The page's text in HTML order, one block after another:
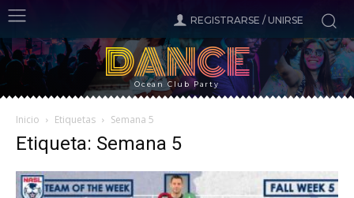
REGISTRARSE / UNIRSE
DANCE
Ocean Club Party
Inicio Etiquetas Semana 5
Etiqueta: Semana 5